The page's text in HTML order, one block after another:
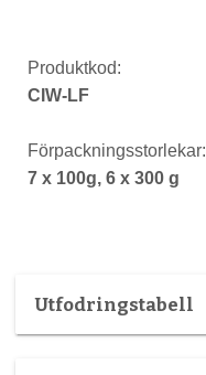
Produktkod:
CIW-LF
Förpackningsstorlekar:
7 x 100g, 6 x 300 g
Utfodringstabell